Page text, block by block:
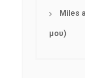
Miles
μου)